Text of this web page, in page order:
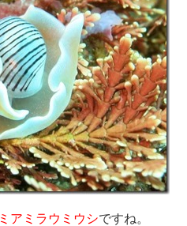
ミアミラウミウシですね。